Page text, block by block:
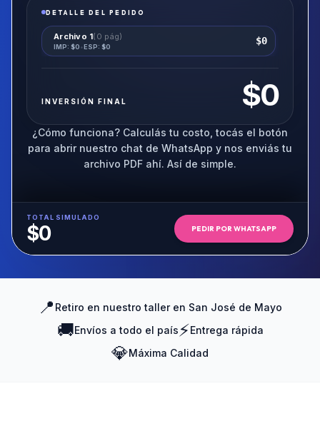
DETALLE DEL PEDIDO
Archivo 1( 0 pág)
IMP: $0•ESP: $0 $0
INVERSIÓN FINAL $0
¿Cómo funciona? Calculás tu costo, tocás el botón
para abrir nuestro chat de WhatsApp y nos enviás tu
archivo PDF ahí. Así de simple.
TOTAL SIMULADO
$0 PEDIR POR WHATSAPP
📍 Retiro en nuestro taller en San José de Mayo
🚚Envíos a todo el país⚡Entrega rápida
💎Máxima Calidad